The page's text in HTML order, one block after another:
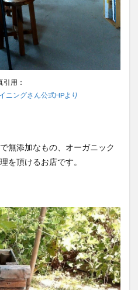
引用：
ングさん公式HPより
無添加なもの、オーガニック
を頂けるお店です。